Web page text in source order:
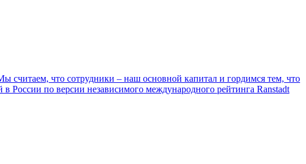
считаем, что сотрудники – наш основной капитал и гордимся тем, что
России по версии независимого международного рейтинга Ranstadt